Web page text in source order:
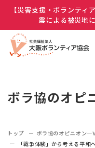
【災害支援・ボランティ
震による被災地
ボラ協のオ
トップ
ボラ協のオピニオン
「戦争体験」から考える平和